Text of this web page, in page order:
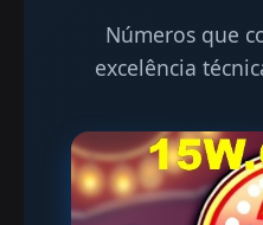
Números que
excelência